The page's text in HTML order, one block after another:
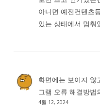
아니면 예전컨텐츠
있는 상태에서 멈춰
화면에는 보이지 않
그램 오류 해결방법
4월 12, 2024